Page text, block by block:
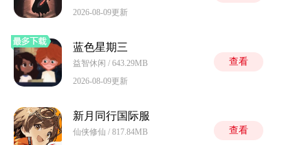
2026-08-09更新
蓝色星期三
益智休闲 / 643.29MB
2026-08-09更新
查看
新月同行国际服
仙侠修仙 / 817.84MB
查看